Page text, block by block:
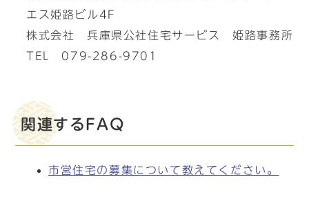
エス姫路ビル4F
株式会社 兵庫県公社住宅サービス 姫路事務所
TEL 079-286-9701
関連するFAQ
市営住宅の募集について教えてください。